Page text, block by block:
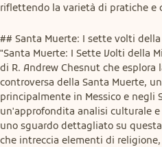
riflettendo la varietà di pratiche e
## Santa Muerte: I sette volti
"Santa Muerte: I Sette Volti della
di R. Andrew Chesnut che
controversa della Santa Muerte,
principalmente in Messico e negli
un'approfondita analisi culturale
uno sguardo dettagliato su
che intreccia elementi di